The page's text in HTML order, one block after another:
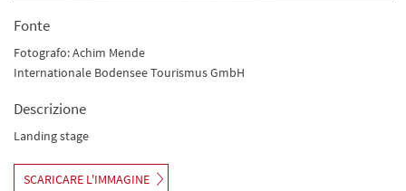
Fonte
Fotografo: Achim Mende
Internationale Bodensee Tourismus GmbH
Descrizione
Landing stage
SCARICARE L'IMMAGINE